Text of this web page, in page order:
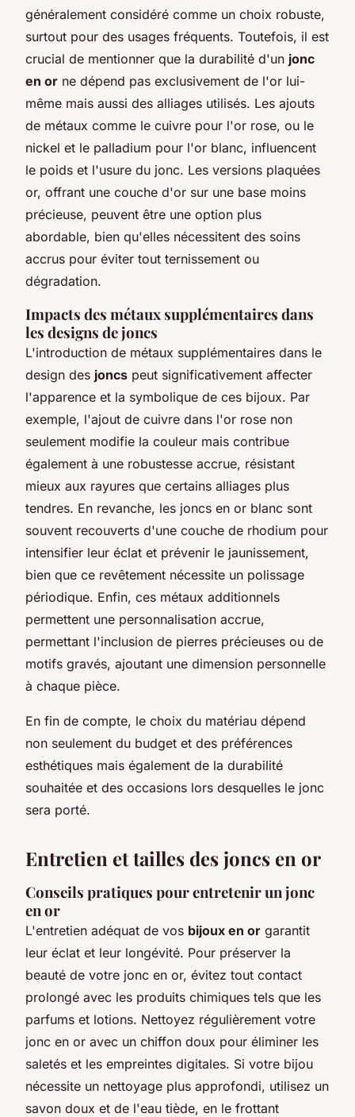
généralement considéré comme un choix robuste,
surtout pour des usages fréquents. Toutefois, il est
crucial de mentionner que la durabilité d'un jonc
en or ne dépend pas exclusivement de l'or lui-
même mais aussi des alliages utilisés. Les ajouts
de métaux comme le cuivre pour l'or rose, ou le
nickel et le palladium pour l'or blanc, influencent
le poids et l'usure du jonc. Les versions plaquées
or, offrant une couche d'or sur une base moins
précieuse, peuvent être une option plus
abordable, bien qu'elles nécessitent des soins
accrus pour éviter tout ternissement ou
dégradation.
Impacts des métaux supplémentaires dans
les designs de joncs
L'introduction de métaux supplémentaires dans le
design des joncs peut significativement affecter
l'apparence et la symbolique de ces bijoux. Par
exemple, l'ajout de cuivre dans l'or rose non
seulement modifie la couleur mais contribue
également à une robustesse accrue, résistant
mieux aux rayures que certains alliages plus
tendres. En revanche, les joncs en or blanc sont
souvent recouverts d'une couche de rhodium pour
intensifier leur éclat et prévenir le jaunissement,
bien que ce revêtement nécessite un polissage
périodique. Enfin, ces métaux additionnels
permettent une personnalisation accrue,
permettant l'inclusion de pierres précieuses ou de
motifs gravés, ajoutant une dimension personnelle
à chaque pièce.
En fin de compte, le choix du matériau dépend
non seulement du budget et des préférences
esthétiques mais également de la durabilité
souhaitée et des occasions lors desquelles le jonc
sera porté.
Entretien et tailles des joncs en or
Conseils pratiques pour entretenir un jonc
en or
L'entretien adéquat de vos bijoux en or garantit
leur éclat et leur longévité. Pour préserver la
beauté de votre jonc en or, évitez tout contact
prolongé avec les produits chimiques tels que les
parfums et lotions. Nettoyez régulièrement votre
jonc en or avec un chiffon doux pour éliminer les
saletés et les empreintes digitales. Si votre bijou
nécessite un nettoyage plus approfondi, utilisez un
savon doux et de l'eau tiède, en le frottant